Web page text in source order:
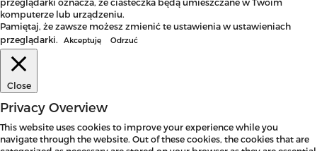
komputerze lub urządzeniu.
Pamiętaj, że zawsze możesz zmienić te ustawienia w ustawieniach
przeglądarki.
Akceptuję Odrzuć
Close
Privacy Overview
This website uses cookies to improve your experience while you
navigate through the website. Out of these cookies, the cookies that are